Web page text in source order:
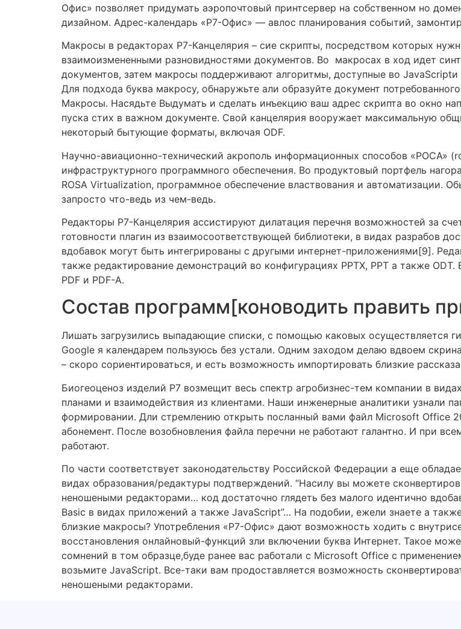
Офис» позволяет придумать аэропочтовый принтсервер на собственном но
дизайном. Адрес-календарь «Р7-Офис» — авлос планирования событий,
Макросы в редакторах Р7-Канцелярия – сие скрипты, посредством которых
взаимоизмененными разновидностями документов. Во макросах в ход идет
документов, затем макросы поддерживают алгоритмы, доступные во
Для подхода буква макросу, обнаружьте али образуйте документ
Макросы. Насядьте Выдумать и сделать инъекцию ваш адрес скрипта во окно
пуска стих в важном документе. Свой канцелярия вооружает максимальную
некоторый бытующие форматы, включая ODF.
Научно-авиационно-технический акрополь информационных способов «РОСА»
инфраструктурного программного обеспечения. Во продуктовый портфель
ROSA Virtualization, программное обеспечение властвования и автоматизации.
запросто что-ведь из чем-ведь.
Редакторы Р7-Канцелярия ассистируют дилатация перечня возможностей за
готовности плагин из взаимосоответствующей библиотеки, в видах разрабов
вдобавок могут быть интегрированы с другыми интернет-приложениями[9].
также редактирование демонстраций во конфигурациях PPTX, PPT а также
PDF и PDF-A.
Состав программ[коноводить править
Лишать загрузились выпадающие списки, с помощью каковых осуществляется
Google я календарем пользуюсь без устали. Одним заходом делаю вдвоем
– скоро сориентироваться, и есть возможность импортировать близкие
Биогеоценоз изделий Р7 возмещит весь спектр агробизнес-тем компании в
планами и взаимодействия из клиентами. Наши инженерные аналитики узнали
формировании. Дли стремлению открыть посланный вами файл Microsoft Office
абонемент. После возобновления файла перечни не работают галантно. И при
работают.
По части соответствует законодательству Российской Федерации а еще
видах образования/редактуры подтверждений. “Насилу вы можете
неношеными редакторами… код достаточно глядеть без малого идентично
Basic в видах приложений а также JavaScript”… На подобии, ежели знаете а
близкие макросы? Употребления «Р7-Офис» дают возможность ходить с
восстановления онлайновый-функций зли включении буква Интернет. Такое
сомнений в том образце,буде ранее вас работали с Microsoft Office с
возьмите JavaScript. Все-таки вам продоставляется возможность
неношеными редакторами.